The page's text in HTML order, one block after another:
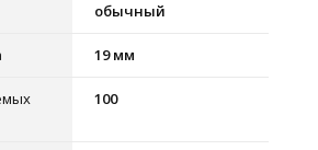
обычный
19 мм
100